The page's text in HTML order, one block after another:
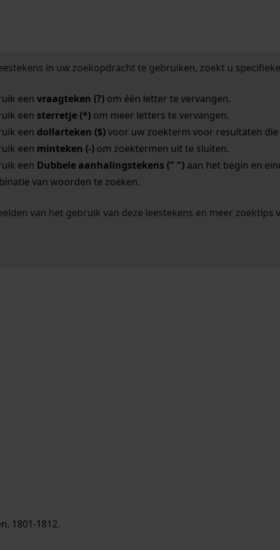
in uw zoekopdracht te gebruiken, zoekt u
een vraagteken (?)om één letter te vervangen.
een sterretje (*)om meer letters te vervangen.
een dollarteken ($)voor uw zoekterm voor resultaten die
een minteken (-)om zoektermen uit te sluiten.
een Dubbele aanhalingstekens (" ")aan het begin en
van woorden te zoeken.
van het gebruik van deze leestekens en meer zoektips
1801-1812.